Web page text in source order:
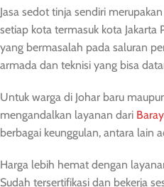
Jasa sedot tinja sendiri
setiap kota termasuk kota Jakarta
yang bermasalah pada saluran
armada dan teknisi yang bisa
Untuk warga di Johar baru
mengandalkan layanan dari
berbagai keunggulan, antara lain
Harga lebih hemat dengan
Sudah tersertifikasi dan bekerja